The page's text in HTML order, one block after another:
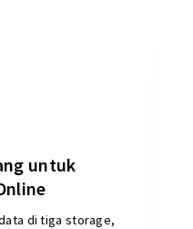
untuk
di tiga storage,